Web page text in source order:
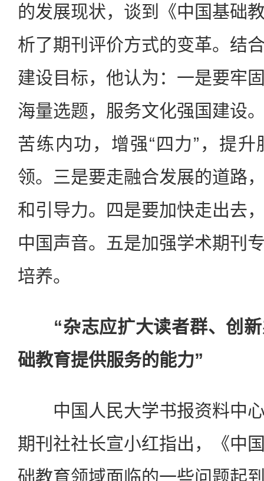
的发展现状，谈到《中国基础
析了期刊评价方式的变革。结
建设目标，他认为：一是要牢
海量选题，服务文化强国建设
苦练内功，增强“四力”，提
领。三是要走融合发展的道路
和引导力。四是要加快走出去
中国声音。五是加强学术期刊
培养。
“杂志应扩大读者群、创
础教育提供服务的能力”
中国人民大学书报资料中心
期刊社社长宣小红指出，《中
础教育领域面临的一些问题起